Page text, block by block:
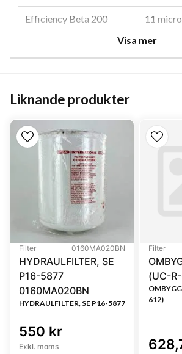
Efficiency Beta 200 11
13 micron
Media Type
DN000001, 4812113328, 60630,
Visa mer
Liknande produkter
Filter 0160MA020BN
HYDRAULFILTER, SE
P16-5877
0160MA020BN
HYDRAULFILTER, SE P16-5877
550 kr
Exkl. moms
Filter
(UC-
612)